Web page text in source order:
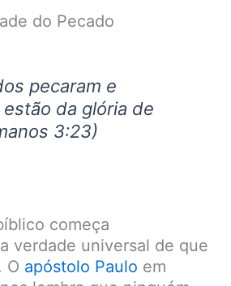
do Pecado
pecaram e
da glória de
3:23)
começa
verdade universal de que
O apóstolo Paulo em